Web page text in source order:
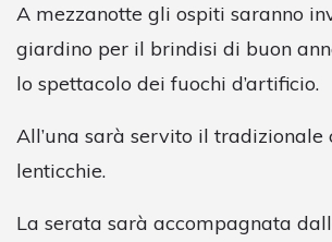
A mezzanotte gli ospiti saranno
giardino per il brindisi di buon
lo spettacolo dei fuochi d’artificio.
All’una sarà servito il tradizionale
lenticchie.
La serata sarà accompagnata